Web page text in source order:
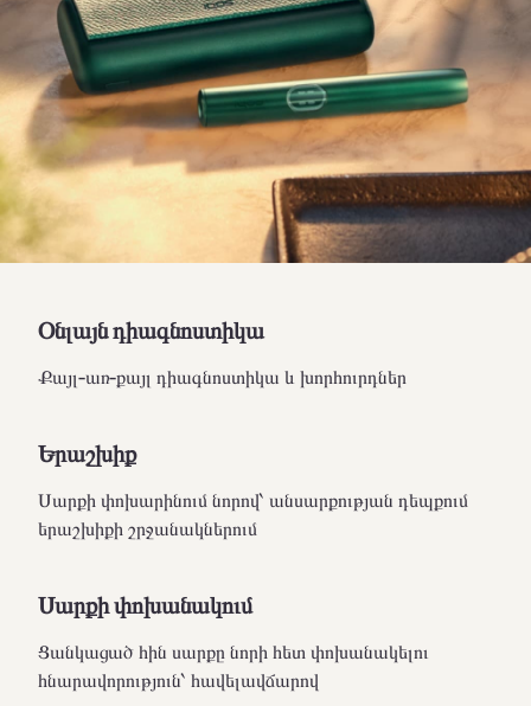
Օնլայն դիագնոստիկա
Քայլ-առ-քայլ դիագնոստիկա և խորհուրդներ
Երաշխիք
Սարքի փոխարինում նորով՝ անսարքության դեպքում
երաշխիքի շրջանակներում
Սարքի փոխանակում
Ցանկացած հին սարքը նորի հետ փոխանակելու
հնարավորություն՝ հավելավճարով